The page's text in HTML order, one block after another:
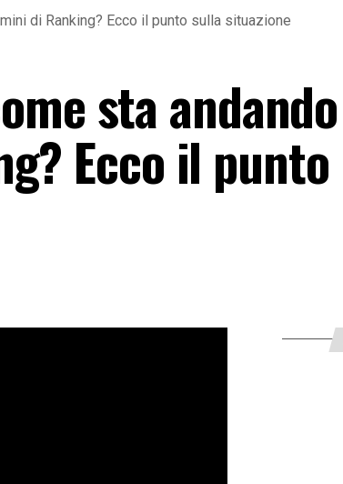
di Ranking? Ecco il punto sulla situazione
sta andando
Ecco il punto